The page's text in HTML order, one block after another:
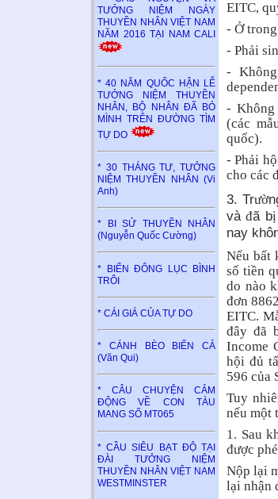
TƯỞNG NIỆM NGÀY
THUYỀN NHÂN VIỆT NAM
NĂM 2016 TẠI NAM CALI
* 40 NĂM QUỐC HẬN LỄ
TƯỞNG NIỆM THUYỀN
NHÂN, BỘ NHÂN ĐÃ BỎ
MÌNH TRÊN ĐƯỜNG TÌM
TỰ DO
* 30 THÁNG TƯ, TƯỞNG
NIỆM THUYỀN NHÂN (Vi
Anh)
* BI SỬ THUYỀN NHÂN
(Nguyễn Quốc Cường)
* BIỂN ĐÔNG LỤC BÌNH
TRÔI
* CÁI GIÁ CỦA TỰ DO
* CÁNH BÈO BIỂN CẢ
(Văn Qui)
* CÂU CHUYỆN CẢM
ĐỘNG VỀ CON TÀU
MANG SỐ MT065
* CẦU SIÊU BẠT ĐỘ TẠI
ĐÀI TƯỞNG NIỆM
THUYỀN NHÂN VIỆT NAM
WESTMINSTER
EITC,
- Ở
- Phải
-
- Không
(các
quốc).
- Phải
cho các
3. Trườ
vàđã bị
nay
Nếu bất
số tiền
do nào
đơn
EITC.
đây đã
Income
hội đủ
596 của
Tuy
nếu một
1. Sau
được
Nộp lại
lại nhận